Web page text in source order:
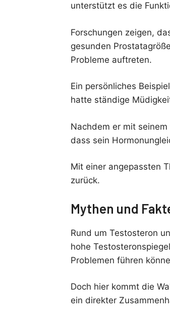
unterstützt es die
Forschungen zeigen,
gesunden
Probleme auftreten.
Ein persönliches
hatte ständige
Nachdem er mit
dass sein
Mit einer angepassten
zurück.
Mythen und
Rund um Testosteron
hohe
Problemen führen
Doch hier kommt die
ein direkter